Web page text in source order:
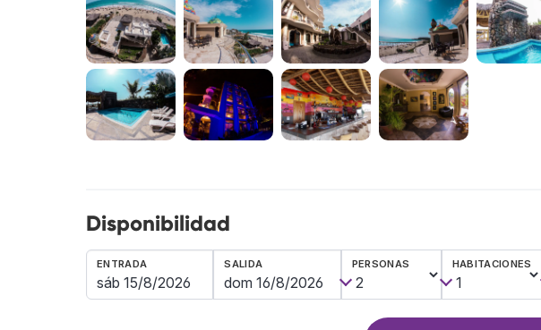
Disponibilidad
ENTRADA SALIDA PERSONAS HABITACIONES